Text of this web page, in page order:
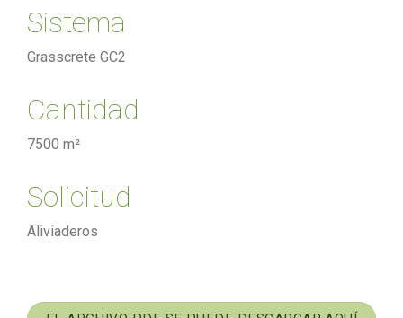
Sistema
Grasscrete GC2
Cantidad
7500 m²
Solicitud
Aliviaderos